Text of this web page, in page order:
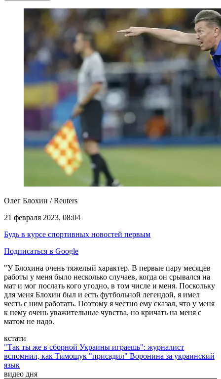
Олег Блохин / Reuters
21 февраля 2023, 08:04
Будь в курсе спортивных новостей первым
Подписаться в Google
"У Блохина очень тяжелый характер. В первые пару месяцев
работы у меня было несколько случаев, когда он срывался на
мат и мог послать кого угодно, в том числе и меня. Поскольку
для меня Блохин был и есть футбольной легендой, я имел
честь с ним работать. Поэтому я честно ему сказал, что у меня
к нему очень уважительные чувства, но кричать на меня с
матом не надо.
кстати
"Так ты же в сборной Украины играешь": журналист
вспомнил, как Тимощук "присадил" Воронина за украинский
язык
видео дня